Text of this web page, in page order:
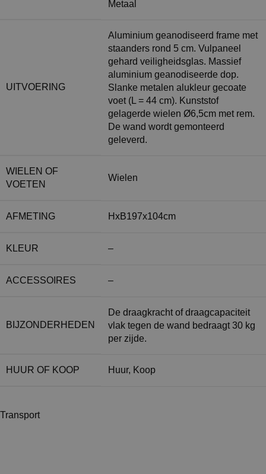
Metaal
UITVOERING
Aluminium geanodiseerd frame met
staanders rond 5 cm. Vulpaneel
gehard veiligheidsglas. Massief
aluminium geanodiseerde dop.
Slanke metalen alukleur gecoate
voet (L = 44 cm). Kunststof
gelagerde wielen Ø6,5cm met rem.
De wand wordt gemonteerd
geleverd.
WIELEN OF
VOETEN
Wielen
AFMETING HxB197x104cm
KLEUR –
ACCESSOIRES –
BIJZONDERHEDEN
De draagkracht of draagcapaciteit
vlak tegen de wand bedraagt 30 kg
per zijde.
HUUR OF KOOP Huur, Koop
Transport